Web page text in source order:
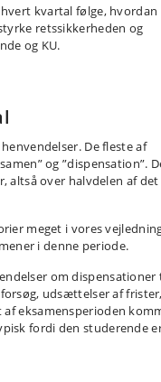
kvartal følge, hvordan
retssikkerheden og
og KU.
De fleste af
og ”dispensation”.
altså over halvdelen af det
meget i vores
i denne periode.
om dispensationer
udsættelser af frister,
afeksamensperioden
fordi den studerende